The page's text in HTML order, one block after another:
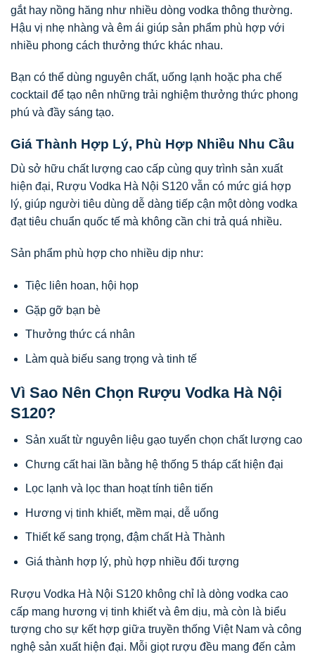
gắt hay nồng hăng như nhiều dòng vodka thông thường.
Hậu vị nhẹ nhàng và êm ái giúp sản phẩm phù hợp với
nhiều phong cách thưởng thức khác nhau.
Bạn có thể dùng nguyên chất, uống lạnh hoặc pha chế
cocktail để tạo nên những trải nghiệm thưởng thức phong
phú và đầy sáng tạo.
Giá Thành Hợp Lý, Phù Hợp Nhiều Nhu Cầu
Dù sở hữu chất lượng cao cấp cùng quy trình sản xuất
hiện đại, Rượu Vodka Hà Nội S120 vẫn có mức giá hợp
lý, giúp người tiêu dùng dễ dàng tiếp cận một dòng vodka
đạt tiêu chuẩn quốc tế mà không cần chi trả quá nhiều.
Sản phẩm phù hợp cho nhiều dịp như:
Tiệc liên hoan, hội họp
Gặp gỡ bạn bè
Thưởng thức cá nhân
Làm quà biếu sang trọng và tinh tế
Vì Sao Nên Chọn Rượu Vodka Hà Nội
S120?
Sản xuất từ nguyên liệu gạo tuyển chọn chất lượng cao
Chưng cất hai lần bằng hệ thống 5 tháp cất hiện đại
Lọc lạnh và lọc than hoạt tính tiên tiến
Hương vị tinh khiết, mềm mại, dễ uống
Thiết kế sang trọng, đậm chất Hà Thành
Giá thành hợp lý, phù hợp nhiều đối tượng
Rượu Vodka Hà Nội S120 không chỉ là dòng vodka cao
cấp mang hương vị tinh khiết và êm dịu, mà còn là biểu
tượng cho sự kết hợp giữa truyền thống Việt Nam và công
nghệ sản xuất hiện đại. Mỗi giọt rượu đều mang đến cảm